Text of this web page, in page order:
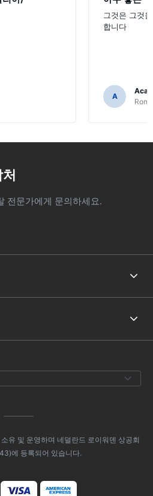
그것은 그것
합니다
A
전문가에게 문의하세요.
유 및 운영하며 네덜란드 로이워덴 상공회
에 등록되어 있습니다.